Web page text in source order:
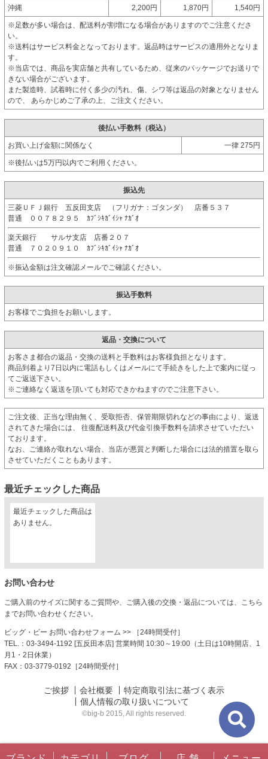
沖縄 2,200円 1,870円 1,540円
※足数が多い場合は、配送料が割増になる場合がありますのでご注意くださ
い。
※送料はサービス料金となっております。返品時はサービスの適用外となりま
す。
※当店では、商品を実店舗と共有しているため、従来のパッケージでお送りで
きない場合がございます。
また製造時、試着時に付く多少の汚れ、傷、シワ等は返品の対象となりません
ので、 あらかじめご了承の上、ご注文ください。
後払い手数料（税込）
お買い上げ金額に関係なく 一律 275円
※後払いは5万円以内でご利用ください。
振込先
三菱ＵＦＪ銀行 五反田支店 （フリガナ：ゴタンダ） 店番５３７
普通 ００７８２９５ ｶﾌﾞｼｷｶﾞｲｼｬ ﾅｶﾞｵ
楽天銀行 サルサ支店 店番２０７
普通 ７０２０９１０ ｶﾌﾞｼｷｶﾞｲｼｬ ﾅｶﾞｵ
※振込金額は注文確認メールでご確認ください。
振込手数料
お客様でご負担をお願いします。
返品・交換について
お客さま都合の返品・交換の送料と手数料はお客様負担となります。
商品到着より7日以内に電話もしくはメールにて手続きをした上で案内に従っ
てご返送下さい。
※ご連絡なく返送を頂いても対応できかねますのでご注意下さい。
ご注文後、正当な理由無く、受取拒否、保管期限切れなどの事由により、返送
されてきた場合には、 往復配送料及び代金引換手数料を請求させていただい
ております。
なお、ご連絡が取れない場合、当店が悪質と判断した場合には法的措置を取ら
させていただくこともあります。
最近チェックした商品
最近チェックした商品は
ありません。
お問い合わせ
ご購入前のサイズに関するご質問や、ご購入後の交換・返品については、こちら
までお問い合わせください。
ビッグ・ビー お問い合わせフォーム >> ［24時間受付］
TEL.：03-3494-1192 [五反田本店] 営業時間 10:30～19:00（土日は10時開店、1
月1・2日休業）
FAX：03-3779-0192［24時間受付］
ご挨拶 会社概要
特定商取引法に基づく表示
個人情報の取り扱いについて
©big-b 2015, All rights reserved.